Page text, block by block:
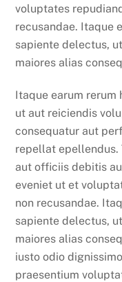
voluptates
recusandae. Itaque
sapiente delectus,
maiores alias
Itaque earum rerum
ut aut reiciendis
consequatur aut
repellat epellendus.
aut officiis debitis
eveniet ut et
non recusandae.
sapiente delectus,
maiores alias
iusto odio
praesentium